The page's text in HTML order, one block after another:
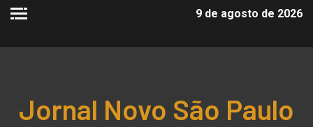
9 de agosto de 2026
Jornal Novo São Paulo